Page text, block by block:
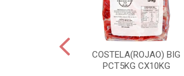
COSTELA(ROJAO) BIG
PCT5KG CX10KG